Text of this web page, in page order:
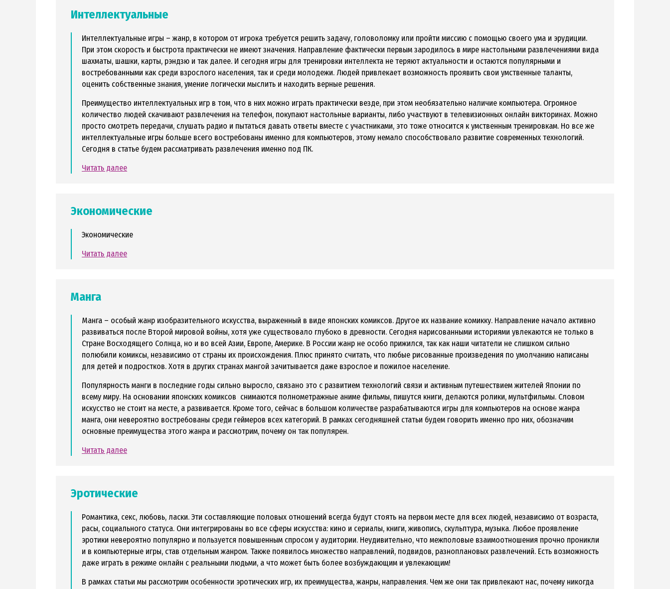
Интеллектуальные
Интеллектуальные игры – жанр, в котором от игрока требуется решить задачу, головоломку или пройти миссию с помощью своего ума и эрудиции.
При этом скорость и быстрота практически не имеют значения. Направление фактически первым зародилось в мире настольными развлечениями вида
шахматы, шашки, карты, рэндзю и так далее. И сегодня игры для тренировки интеллекта не теряют актуальности и остаются популярными и
востребованными как среди взрослого населения, так и среди молодежи. Людей привлекает возможность проявить свои умственные таланты,
оценить собственные знания, умение логически мыслить и находить верные решения.
Преимущество интеллектуальных игр в том, что в них можно играть практически везде, при этом необязательно наличие компьютера. Огромное
количество людей скачивают развлечения на телефон, покупают настольные варианты, либо участвуют в телевизионных онлайн викторинах. Можно
просто смотреть передачи, слушать радио и пытаться давать ответы вместе с участниками, это тоже относится к умственным тренировкам. Но все же
интеллектуальные игры больше всего востребованы именно для компьютеров, этому немало способствовало развитие современных технологий.
Сегодня в статье будем рассматривать развлечения именно под ПК.
Читать далее
Экономические
Экономические
Читать далее
Манга
Манга – особый жанр изобразительного искусства, выраженный в виде японских комиксов. Другое их название комикку. Направление начало активно
развиваться после Второй мировой войны, хотя уже существовало глубоко в древности. Сегодня нарисованными историями увлекаются не только в
Стране Восходящего Солнца, но и во всей Азии, Европе, Америке. В России жанр не особо прижился, так как наши читатели не слишком сильно
полюбили комиксы, независимо от страны их происхождения. Плюс принято считать, что любые рисованные произведения по умолчанию написаны
для детей и подростков. Хотя в других странах мангой зачитывается даже взрослое и пожилое население.
Популярность манги в последние годы сильно выросло, связано это с развитием технологий связи и активным путешествием жителей Японии по
всему миру. На основании японских комиксов снимаются полнометражные аниме фильмы, пишутся книги, делаются ролики, мультфильмы. Словом
искусство не стоит на месте, а развивается. Кроме того, сейчас в большом количестве разрабатываются игры для компьютеров на основе жанра
манга, они невероятно востребованы среди геймеров всех категорий. В рамках сегодняшней статьи будем говорить именно про них, обозначим
основные преимущества этого жанра и рассмотрим, почему он так популярен.
Читать далее
Эротические
Романтика, секс, любовь, ласки. Эти составляющие половых отношений всегда будут стоять на первом месте для всех людей, независимо от возраста,
расы, социального статуса. Они интегрированы во все сферы искусства: кино и сериалы, книги, живопись, скульптура, музыка. Любое проявление
эротики невероятно популярно и пользуется повышенным спросом у аудитории. Неудивительно, что межполовые взаимоотношения прочно проникли
и в компьютерные игры, став отдельным жанром. Также появилось множество направлений, подвидов, разноплановых развлечений. Есть возможность
даже играть в режиме онлайн с реальными людьми, а что может быть более возбуждающим и увлекающим!
В рамках статьи мы рассмотрим особенности эротических игр, их преимущества, жанры, направления. Чем же они так привлекают нас, почему никогда